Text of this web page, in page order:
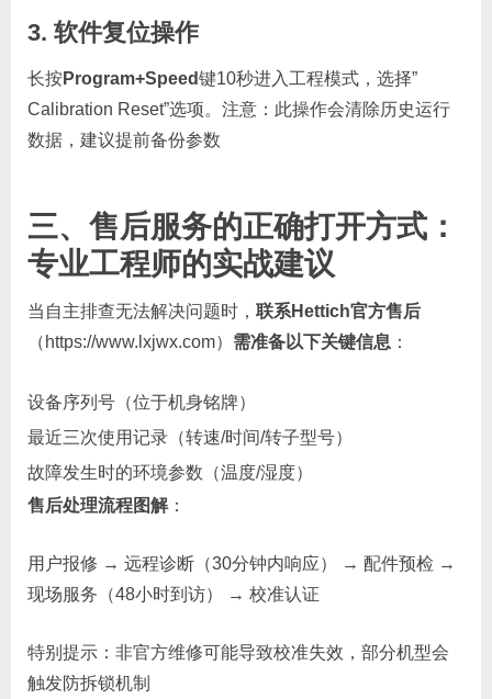
3. 软件复位操作
长按Program+Speed键10秒进入工程模式，选择”
Calibration Reset”选项。注意：此操作会清除历史运行
数据，建议提前备份参数
三、售后服务的正确打开方式：
专业工程师的实战建议
当自主排查无法解决问题时， 联系Hettich官方售后
（https://www.lxjwx.com） 需准备以下关键信息 ：
设备序列号（位于机身铭牌）
最近三次使用记录（转速/时间/转子型号）
故障发生时的环境参数（温度/湿度）
售后处理流程图解：
用户报修 → 远程诊断（30分钟内响应） → 配件预检 →
现场服务（48小时到访） → 校准认证
特别提示：非官方维修可能导致校准失效，部分机型会
触发防拆锁机制